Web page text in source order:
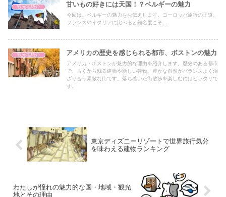
観光地紹介 甘いもの好きには天国！？ベルギーの魅力
今回は、ベルギーの魅力をお伝えします。ヨーロッパ旅行の王道、
フランスやイタリアに比べると知名度こそ...
観光地紹介 アメリカの歴史を感じられる都市、ボストンの魅力
アメリカ・ボストンが魅力的な理由を紹介します。歴史のある都市
で、古くから残る建物や新しい建物、豊かな自然がバランスよく混
ざり合う素敵な街です。落ち着いた街散歩を楽しむにはピッタリで
す。
東京ディズニーリゾートで世界旅行気分
を味わえる建物ランキング
わたしが憧れの魅力的な国・地域・観光
地とその理由